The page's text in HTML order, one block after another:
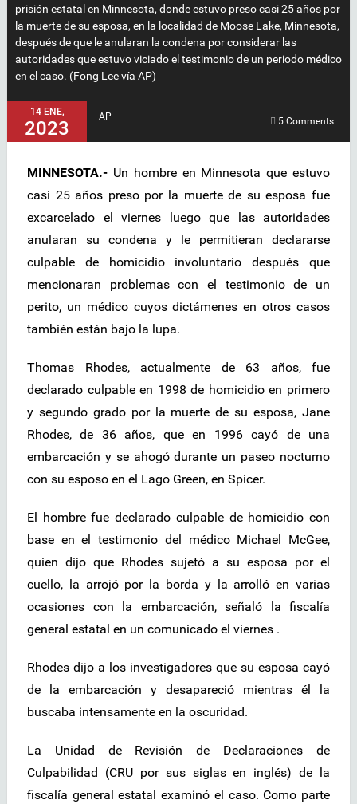
prisión estatal en Minnesota, donde estuvo preso casi 25 años por
la muerte de su esposa, en la localidad de Moose Lake, Minnesota,
después de que le anularan la condena por considerar las
autoridades que estuvo viciado el testimonio de un periodo médico
en el caso. (Fong Lee vía AP)
14 ENE,
2023
AP 5 Comments
MINNESOTA.- Un hombre en Minnesota que estuvo
casi 25 años preso por la muerte de su esposa fue
excarcelado el viernes luego que las autoridades
anularan su condena y le permitieran declararse
culpable de homicidio involuntario después que
mencionaran problemas con el testimonio de un
perito, un médico cuyos dictámenes en otros casos
también están bajo la lupa.
Thomas Rhodes, actualmente de 63 años, fue
declarado culpable en 1998 de homicidio en primero
y segundo grado por la muerte de su esposa, Jane
Rhodes, de 36 años, que en 1996 cayó de una
embarcación y se ahogó durante un paseo nocturno
con su esposo en el Lago Green, en Spicer.
El hombre fue declarado culpable de homicidio con
base en el testimonio del médico Michael McGee,
quien dijo que Rhodes sujetó a su esposa por el
cuello, la arrojó por la borda y la arrolló en varias
ocasiones con la embarcación, señaló la fiscalía
general estatal en un comunicado el viernes .
Rhodes dijo a los investigadores que su esposa cayó
de la embarcación y desapareció mientras él la
buscaba intensamente en la oscuridad.
La Unidad de Revisión de Declaraciones de
Culpabilidad (CRU por sus siglas en inglés) de la
fiscalía general estatal examinó el caso. Como parte